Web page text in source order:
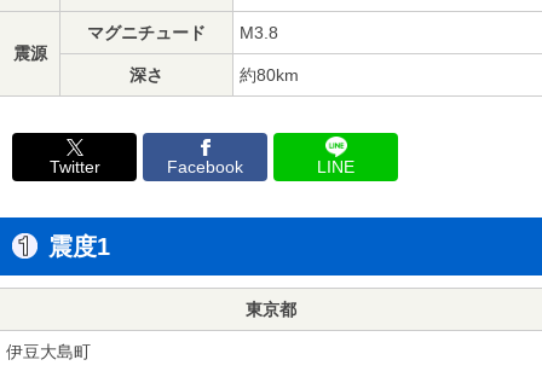
震源
マグニチュード M3.8
深さ 約80km
Twitter Facebook LINE
震度1
東京都
伊豆大島町